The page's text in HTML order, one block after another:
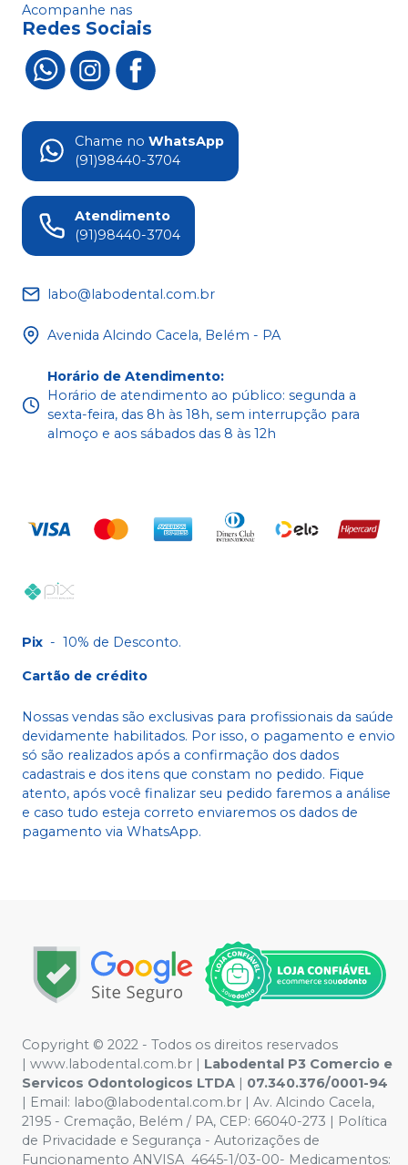
Acompanhe nas
Redes Sociais
Chame no WhatsApp
(91)98440-3704
Atendimento
(91)98440-3704
labo@labodental.com.br
Avenida Alcindo Cacela, Belém - PA
Horário de Atendimento:
Horário de atendimento ao público: segunda a
sexta-feira, das 8h às 18h, sem interrupção para
almoço e aos sábados das 8 às 12h
Pix - 10% de Desconto.
Cartão de crédito
Nossas vendas são exclusivas para profissionais da saúde
devidamente habilitados. Por isso, o pagamento e envio
só são realizados após a confirmação dos dados
cadastrais e dos itens que constam no pedido. Fique
atento, após você finalizar seu pedido faremos a análise
e caso tudo esteja correto enviaremos os dados de
pagamento via WhatsApp.
Copyright © 2022 - Todos os direitos reservados
| www.labodental.com.br | Labodental P3 Comercio e
Servicos Odontologicos LTDA | 07.340.376/0001-94
| Email: labo@labodental.com.br | Av. Alcindo Cacela,
2195 - Cremação, Belém / PA, CEP: 66040-273 | Política
de Privacidade e Segurança - Autorizações de
Funcionamento ANVISA 4645-1/03-00- Medicamentos: